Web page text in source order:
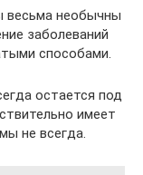
весьма необычны
заболеваний
способами.
остается под
имеет
не всегда.